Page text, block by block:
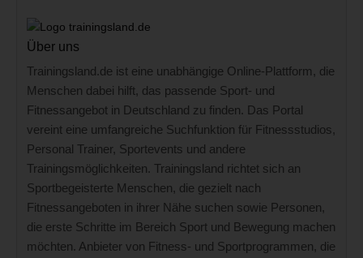
Über uns
Trainingsland.de ist eine unabhängige Online-Plattform, die
Menschen dabei hilft, das passende Sport- und
Fitnessangebot in Deutschland zu finden. Das Portal
vereint eine umfangreiche Suchfunktion für Fitnessstudios,
Personal Trainer, Sportevents und andere
Trainingsmöglichkeiten. Trainingsland richtet sich an
Sportbegeisterte Menschen, die gezielt nach
Fitnessangeboten in ihrer Nähe suchen sowie Personen,
die erste Schritte im Bereich Sport und Bewegung machen
möchten. Anbieter von Fitness- und Sportprogrammen, die